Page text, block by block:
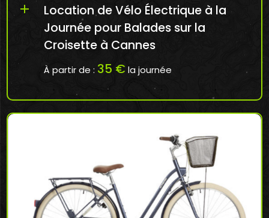
Location de Vélo Électrique à la
Journée pour Balades sur la
Croisette à Cannes
À partir de : 35 € la journée
Réserver en ligne mon Vélo Enfant à Cannes:
add